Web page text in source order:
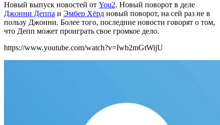
Новый выпуск новостей от You2. Новый поворот в деле
Джонни Деппа и Эмбер Хёрд новый поворот, на сей раз не в
пользу Джонни. Более того, последние новости говорят о том,
что Депп может проиграть свое громкое дело.
https://www.youtube.com/watch?v=Iwb2mGtWijU